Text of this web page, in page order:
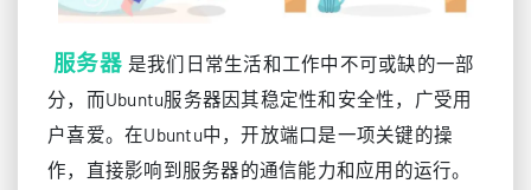
服务器 是我们日常生活和工作中不可或缺的一部
分，而Ubuntu服务器因其稳定性和安全性，广受用
户喜爱。在Ubuntu中，开放端口是一项关键的操
作，直接影响到服务器的通信能力和应用的运行。